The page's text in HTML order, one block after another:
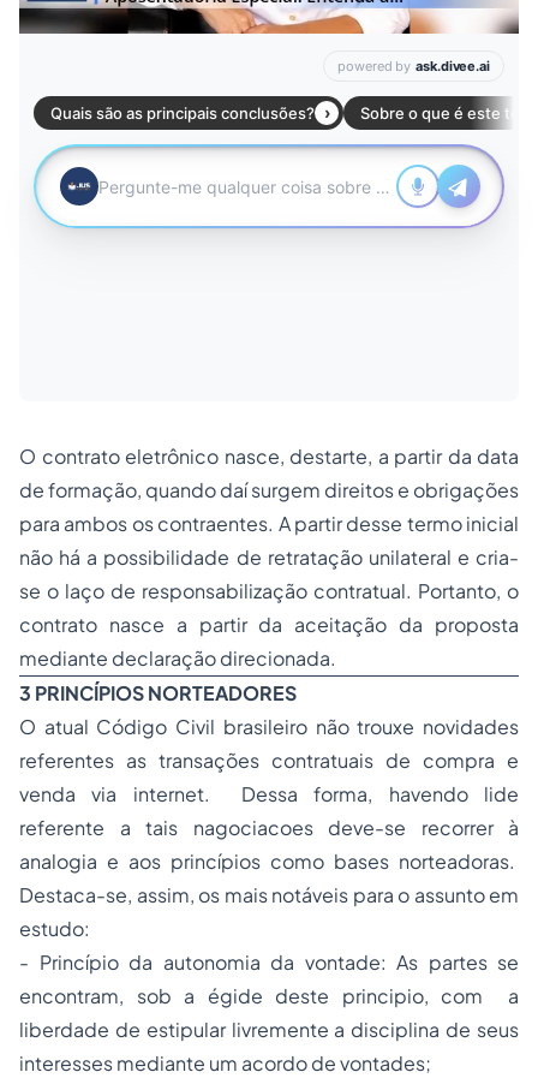
O contrato eletrônico nasce, destarte, a partir da data
de formação, quando daí surgem direitos e obrigações
para ambos os contraentes. A partir desse termo inicial
não há a possibilidade de retratação unilateral e cria-
se o laço de responsabilização contratual. Portanto, o
contrato nasce a partir da aceitação da proposta
mediante declaração direcionada.
3 PRINCÍPIOS NORTEADORES
O atual Código Civil brasileiro não trouxe novidades
referentes as transações contratuais de compra e
venda via internet. Dessa forma, havendo lide
referente a tais nagociacoes deve-se recorrer à
analogia e aos princípios como bases norteadoras.
Destaca-se, assim, os mais notáveis para o assunto em
estudo:
- Princípio da autonomia da vontade: As partes se
encontram, sob a égide deste principio, com a
liberdade de estipular livremente a disciplina de seus
interesses mediante um acordo de vontades;